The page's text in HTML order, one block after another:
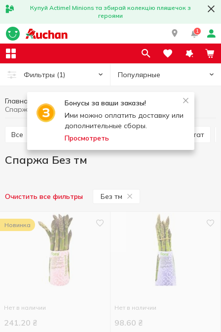
Купуй Actimel Minions та збирай колекцію пляшечок з
героями
1
Фильтры (1) Популярные
Бонусы за ваши заказы!
Ими можно оплатить доставку или
дополнительные сборы.
Просмотреть
Главная Фрукты и овощи Овощи
Спаржа Без тм
Все Помидоры Картофель и батат
Спаржа Без тм
Очистить все фильтры Без тм
Новинка
Нет в наличии
241.20 ₴
Нет в наличии
98.60 ₴